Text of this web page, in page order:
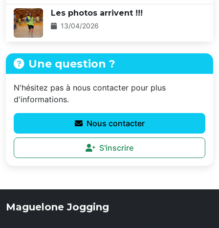
Les photos arrivent !!!
13/04/2026
Une question ?
N'hésitez pas à nous contacter pour plus
d'informations.
Nous contacter
S'inscrire
Maguelone Jogging